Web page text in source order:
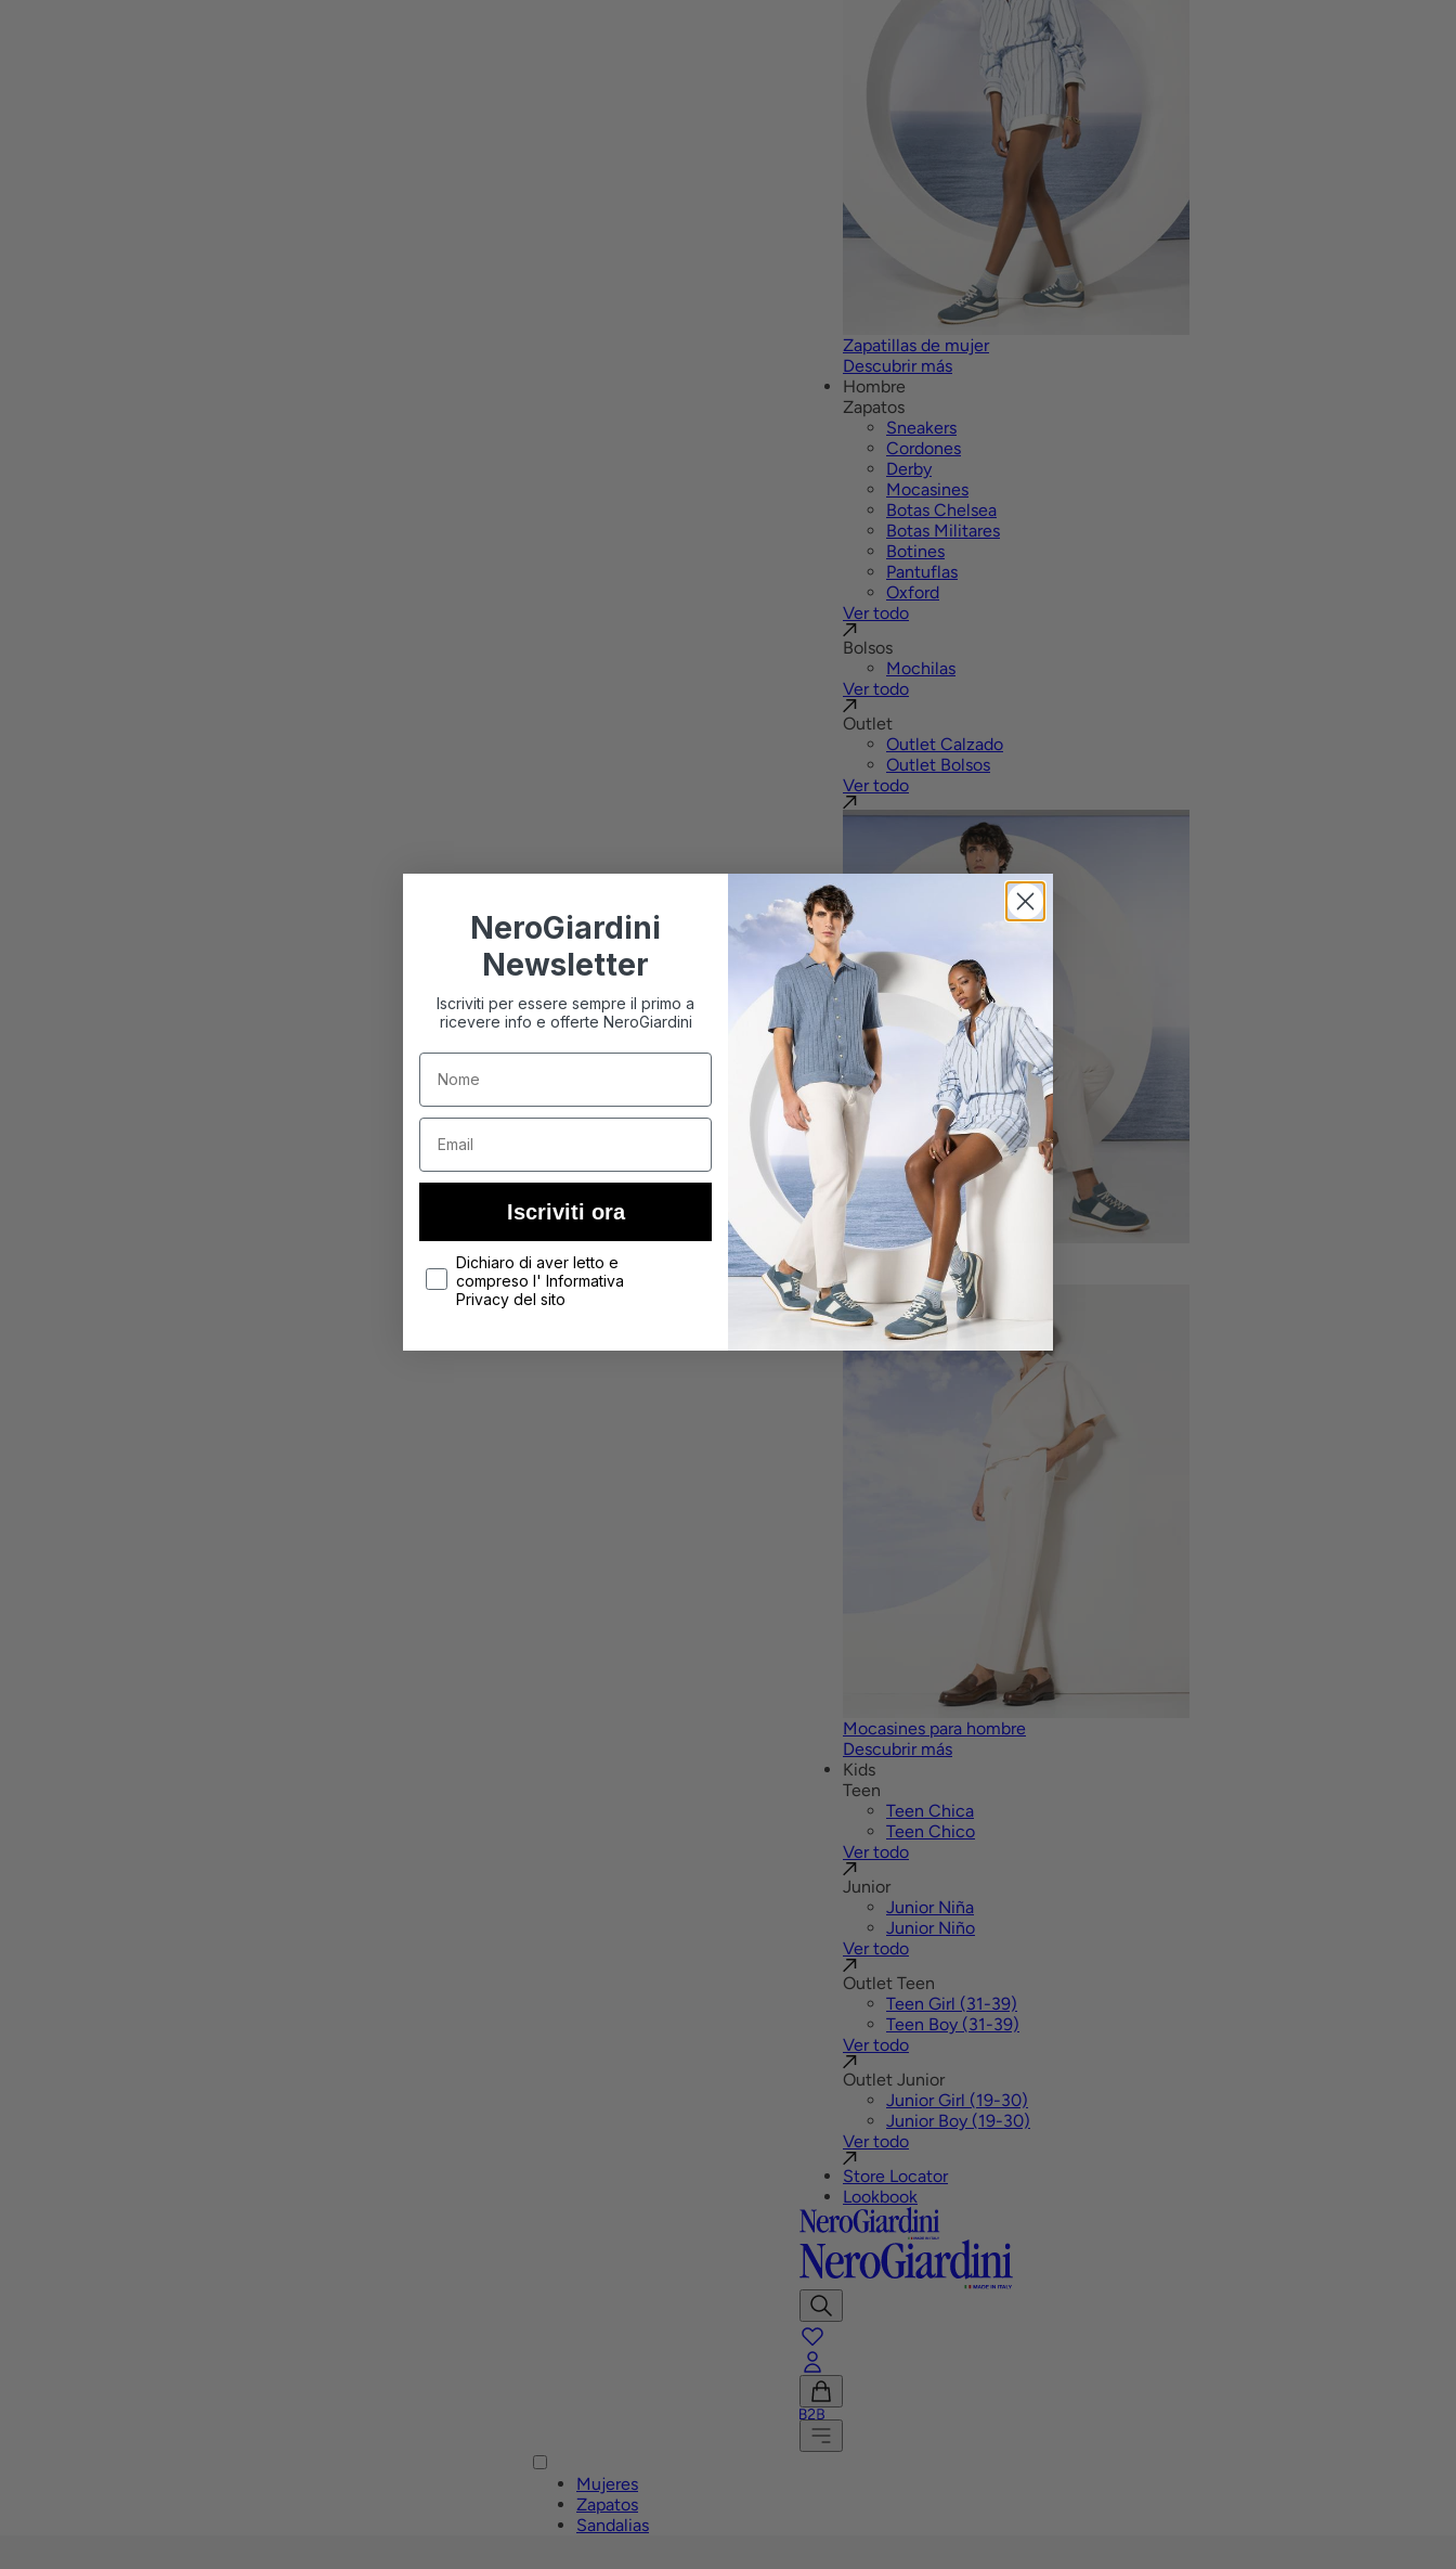
Zapatillas de mujer
Descubrir más
Hombre
Zapatos
Sneakers
Cordones
Derby
Mocasines
Botas Chelsea
Botas Militares
Botines
Pantuflas
Oxford
Ver todo
Bolsos
Mochilas
Ver todo
Outlet
Outlet Calzado
Outlet Bolsos
Ver todo
Zapatillas de hombre
Descubrir más
Mocasines para hombre
Descubrir más
Kids
Teen
Teen Chica
Teen Chico
Ver todo
Junior
Junior Niña
Junior Niño
Ver todo
Outlet Teen
Teen Girl (31-39)
Teen Boy (31-39)
Ver todo
Outlet Junior
Junior Girl (19-30)
Junior Boy (19-30)
Ver todo
Store Locator
Lookbook
Buscar
favoritos
Cuenta
Ver
carrito
Menú
Mujeres
Zapatos
Sandalias
NeroGiardini
Newsletter
Iscriviti per essere sempre il primo a
ricevere info e offerte NeroGiardini
Nome
Email
Iscriviti ora
privacyDichiaro di aver letto e
compreso l' Informativa
Privacy del sito